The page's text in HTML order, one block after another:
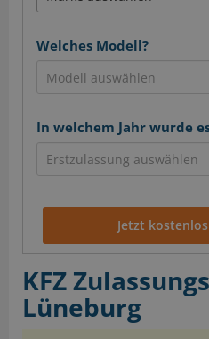
Welches Modell?
In welchem Jahr wurde
Jetzt
KFZ
Lüneburg